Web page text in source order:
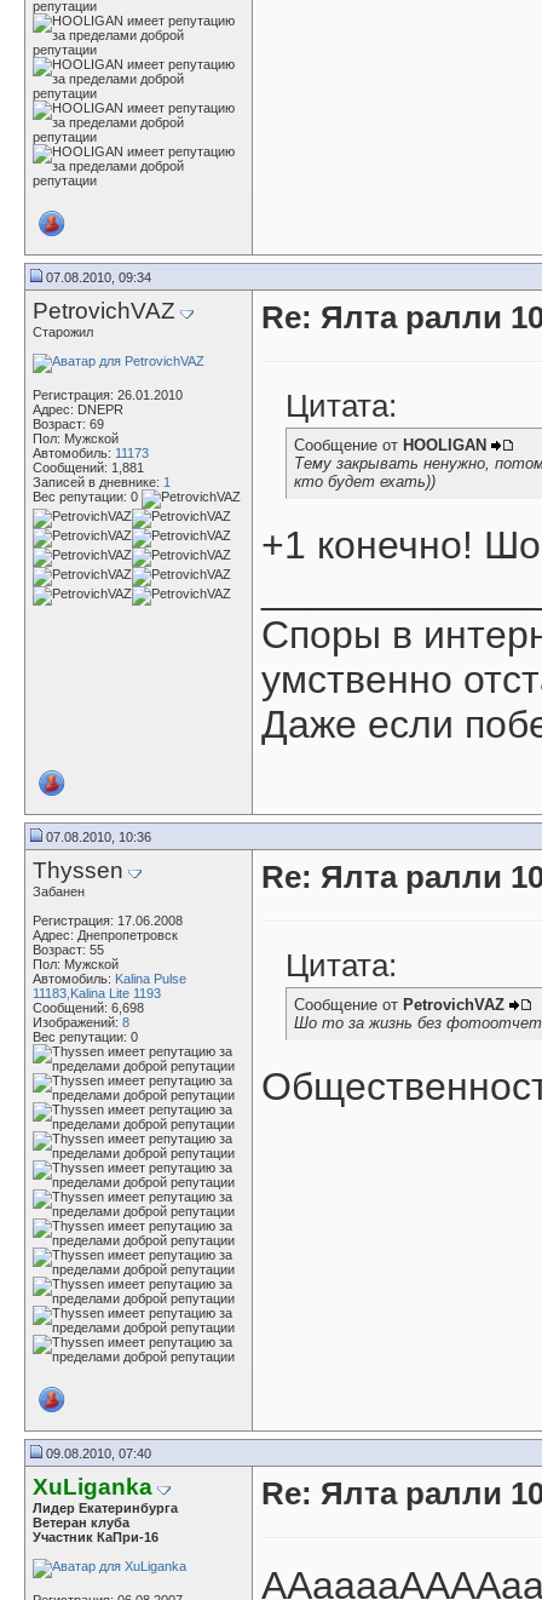
07.08.2010, 09:34
PetrovichVAZ
Старожил
Регистрация: 26.01.2010
Адрес: DNEPR
Возраст: 69
Пол: Мужской
Автомобиль: 11173
Сообщений: 1,881
Записей в дневнике: 1
Вес репутации: 0
Re: Ялта ралли
Цитата:
Сообщение от HOOLIGAN
Тему закрывать ненужно,
кто будет ехать))
+1 конечно!
Споры в
умственно
Даже если
07.08.2010, 10:36
Thyssen
Забанен
Регистрация: 17.06.2008
Адрес: Днепропетровск
Возраст: 55
Пол: Мужской
Автомобиль: Kalina Pulse
11183,Kalina Lite 1193
Сообщений: 6,698
Изображений: 8
Вес репутации: 0
Re: Ялта ралли
Цитата:
Сообщение от PetrovichVAZ
Шо то за жизнь без
09.08.2010, 07:40
XuLiganka
Лидер Екатеринбурга
Ветеран клуба
Участник КаПри-16
Re: Ялта ралли